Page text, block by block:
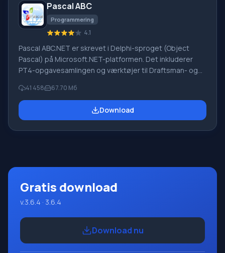
udenlandsk firma
Pascal ABC
Programmering
4.1
Pascal ABC.NET er skrevet i Delphi-sproget (Object
Pascal) på Microsoft.NET-platformen. Det inkluderer
PT4-opgavesamlingen og værktøjer til Draftsman- og
lærer programmering. Hovedformålet med Pascal
ABC.NET-programmeringssystemet er at studere og
undervise i moderne programmeringssprog. Funktioner
41 458 67.70 Мб
Download
Gratis download
v.3.6.4 · 3.6.4
Download nu